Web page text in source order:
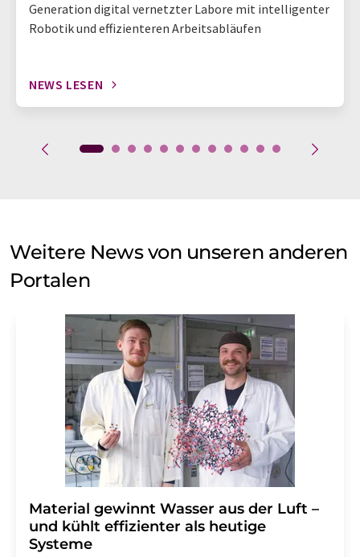
Generation digital vernetzter Labore mit intelligenter
Robotik und effizienteren Arbeitsabläufen
NEWS LESEN
Weitere News von unseren anderen
Portalen
Material gewinnt Wasser aus der Luft –
und kühlt effizienter als heutige
Systeme